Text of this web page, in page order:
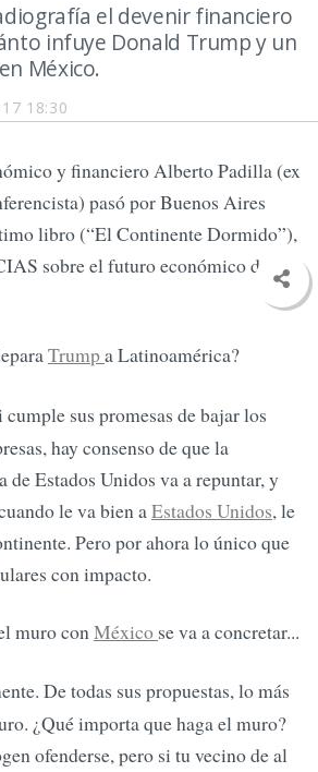
18:30
el devenir financiero
infuye Donald Trump y un
México.
y financiero Alberto Padilla (ex
pasó por Buenos Aires
libro (“El Continente Dormido”),
sobre el futuro económico de
Trumpa Latinoamérica?
cumple sus promesas de bajar los
hay consenso de que la
Estados Unidos va a repuntar, y
le va bien aEstados Unidos, le
Pero por ahora lo único que
con impacto.
muro conMéxico se va a concretar...
De todas sus propuestas, lo más
¿Qué importa que haga el muro?
ofenderse, pero si tu vecino de al